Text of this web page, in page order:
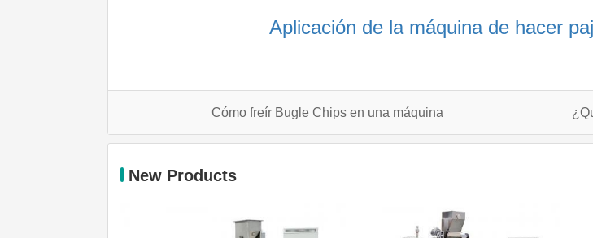
Aplicación de la máquina de hacer
Cómo freír Bugle Chips en una máquina
New Products